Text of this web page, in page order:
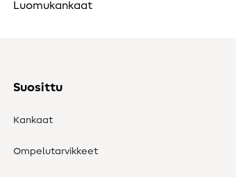
Luomukankaat
Suosittu
Kankaat
Ompelutarvikkeet